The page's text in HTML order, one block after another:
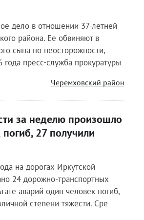
дело в отношении 37-летней
района. Ее обвиняют в
сына по неосторожности,
пресс-служба прокуратуры
Черемховский район
за неделю произошло
27 получили
на дорогах Иркутской
24 дорожно-транспортных
аварий один человек погиб,
степени тяжести. Сре